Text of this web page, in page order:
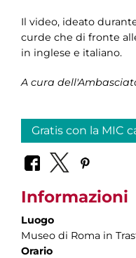
Il video, ideato
curde che di fronte
in inglese e italiano.
A cura
Gratis con la MIC
Informazioni
Luogo
Museo di Roma in
Orario